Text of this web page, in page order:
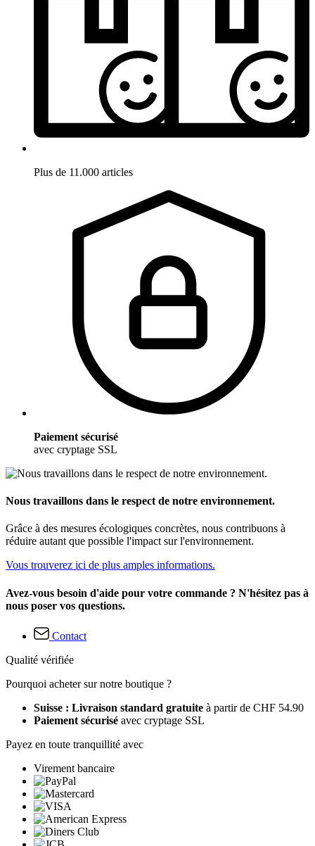
Plus de 11.000 articles
Paiement sécurisé
avec cryptage SSL
Nous travaillons dans le respect de notre environnement.
Grâce à des mesures écologiques concrètes, nous contribuons à
réduire autant que possible l'impact sur l'environnement.
Vous trouverez ici de plus amples informations.
Avez-vous besoin d'aide pour votre commande ? N'hésitez pas à
nous poser vos questions.
Contact
Qualité vérifiée
Pourquoi acheter sur notre boutique ?
Suisse : Livraison standard gratuite à partir de CHF 54.90
Paiement sécurisé avec cryptage SSL
Payez en toute tranquillité avec
Virement bancaire